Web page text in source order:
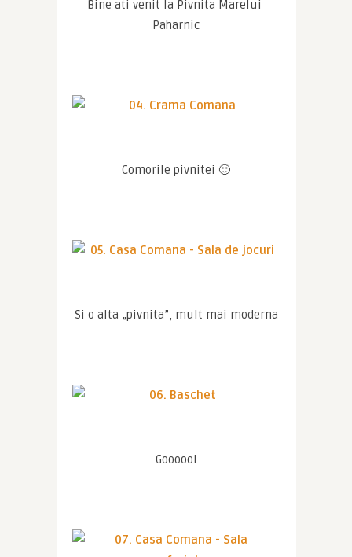
Bine ati venit la Pivnita Marelui
Paharnic
Comorile pivnitei 🙂
Si o alta „pivnita”, mult mai moderna
Goooool